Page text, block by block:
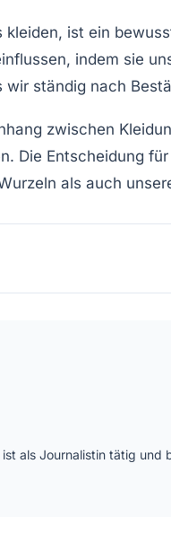
kleiden, ist ein
indem sie
wir ständig nach
zwischen
Die Entscheidung
als auch
ist als Journalistin tätig